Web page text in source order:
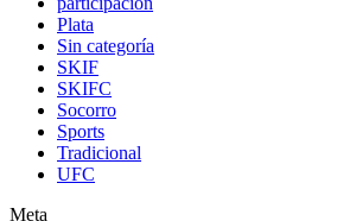
Plata
Sin categoría
SKIF
SKIFC
Socorro
Sports
Tradicional
UFC
Meta